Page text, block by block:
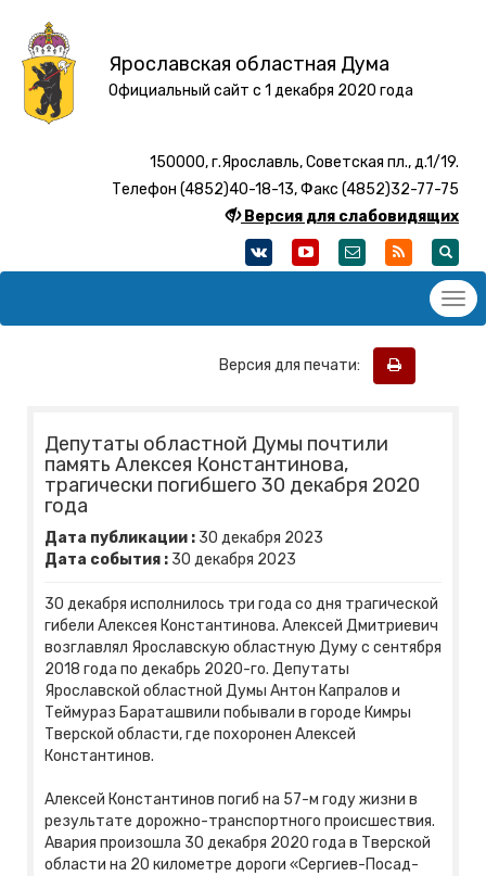
Ярославская областная Дума
Официальный сайт с 1 декабря 2020 года
150000, г.Ярославль, Советская пл., д.1/19.
Телефон (4852)40-18-13, Факс (4852)32-77-75
Версия для слабовидящих
Версия для печати:
Депутаты областной Думы почтили
память Алексея Константинова,
трагически погибшего 30 декабря 2020
года
Дата публикации : 30 декабря 2023
Дата события : 30 декабря 2023
30 декабря исполнилось три года со дня трагической
гибели Алексея Константинова. Алексей Дмитриевич
возглавлял Ярославскую областную Думу с сентября
2018 года по декабрь 2020-го. Депутаты
Ярославской областной Думы Антон Капралов и
Теймураз Бараташвили побывали в городе Кимры
Тверской области, где похоронен Алексей
Константинов.
Алексей Константинов погиб на 57-м году жизни в
результате дорожно-транспортного происшествия.
Авария произошла 30 декабря 2020 года в Тверской
области на 20 километре дороги «Сергиев-Посад-